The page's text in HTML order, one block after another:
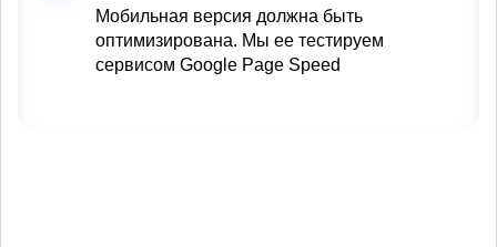
Мобильная версия должна быть
оптимизирована. Мы ее тестируем
сервисом Google Page Speed